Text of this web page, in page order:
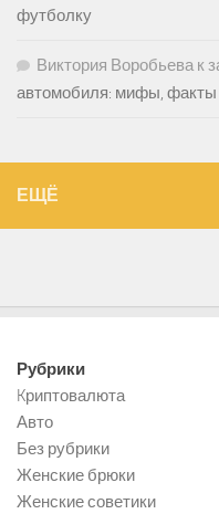
футболку
Виктория Воробьевак
автомобиля: мифы, факты
ЕЩЁ
Рубрики
Kриптовалюта
Авто
Без рубрики
Женские брюки
Женские советики